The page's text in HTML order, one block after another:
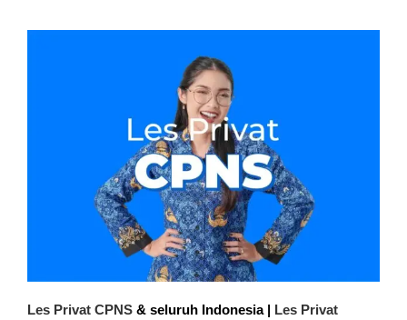
Les Privat CPNS & seluruh Indonesia | Les Privat